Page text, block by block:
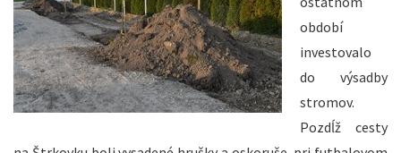
období
investovalo
do výsadby
stromov.
Pozdĺž cesty